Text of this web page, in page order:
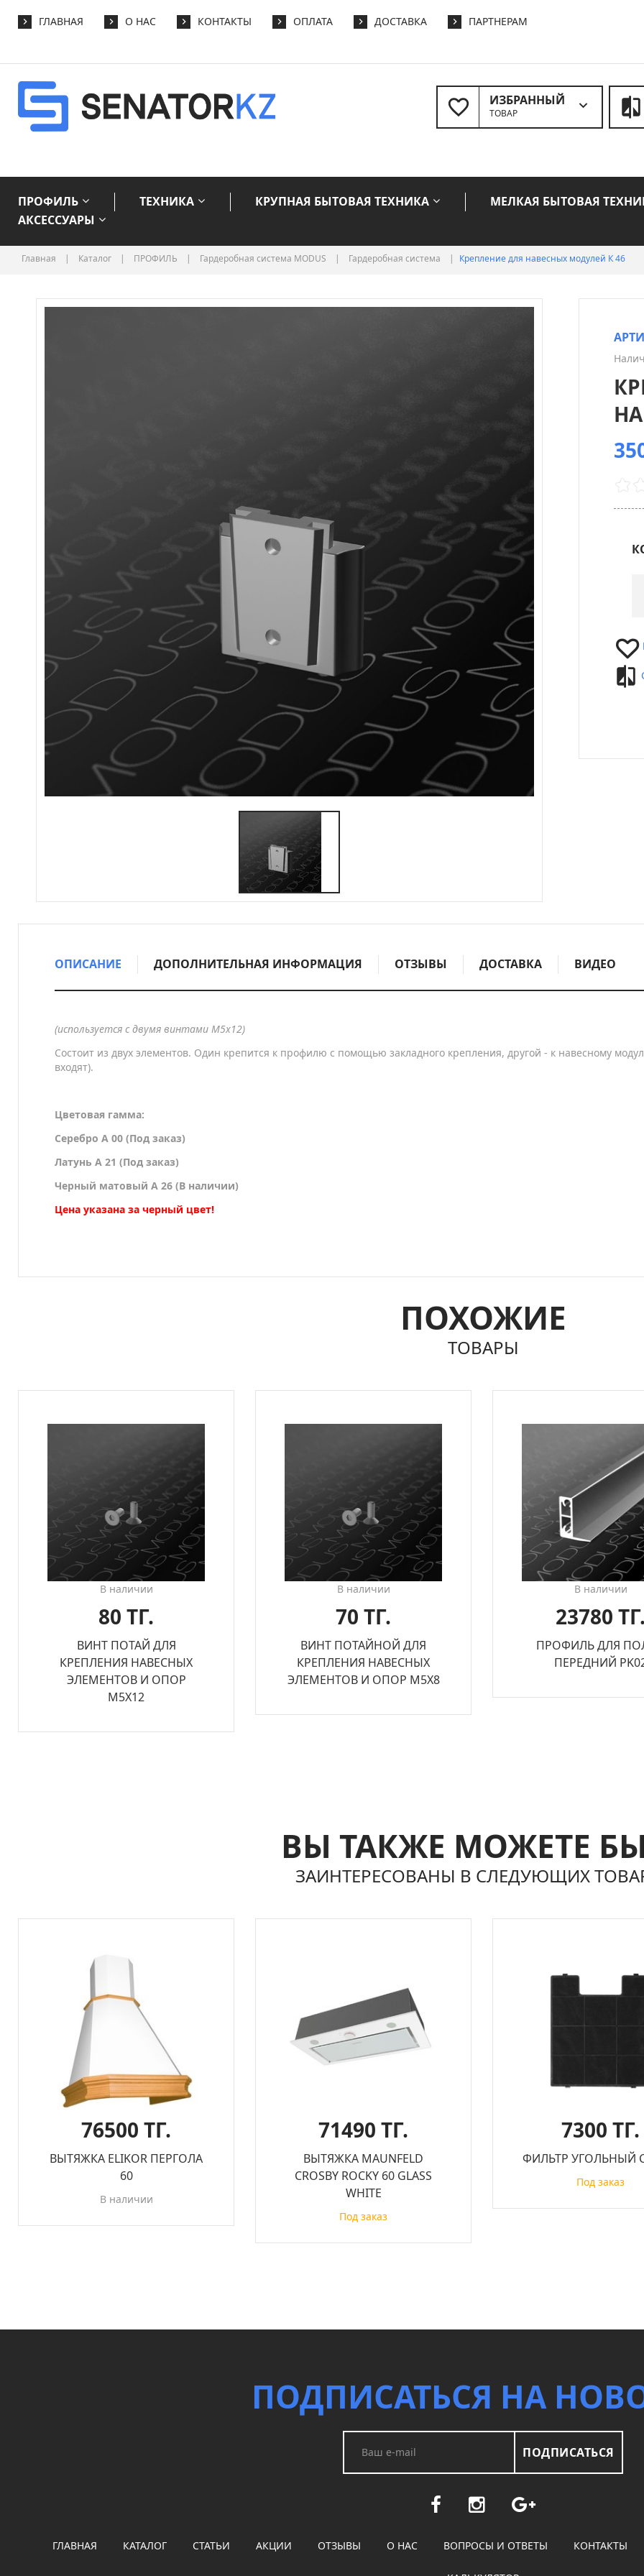
ГЛАВНАЯ О НАС КОНТАКТЫ ОПЛАТА ДОСТАВКА ПАРТНЕРАМ
ИЗБРАННЫЙ
ТОВАР
ПРОФИЛЬ ТЕХНИКА КРУПНАЯ БЫТОВАЯ ТЕХНИКА МЕЛКАЯ БЫТОВАЯ
АКСЕССУАРЫ
Главная | Каталог | ПРОФИЛЬ | Гардеробная система MODUS | Гардеробная система | Крепление для навесных модулей К 46
ОПИСАНИЕ ДОПОЛНИТЕЛЬНАЯ ИНФОРМАЦИЯ ОТЗЫВЫ ДОСТАВКА ВИДЕО
(используется с двумя винтами М5х12)
Состоит из двух элементов. Один крепится к профилю с помощью закладного крепления, другой - к навесному
входят).
Цветовая гамма:
Серебро A 00 (Под заказ)
Латунь A 21 (Под заказ)
Черный матовый A 26 (В наличии)
Цена указана за черный цвет!
ПОХОЖИЕ
ТОВАРЫ
В наличии
80 ТГ.
ВИНТ ПОТАЙ ДЛЯ
КРЕПЛЕНИЯ НАВЕСНЫХ
ЭЛЕМЕНТОВ И ОПОР
М5Х12
В наличии
70 ТГ.
ВИНТ ПОТАЙНОЙ ДЛЯ
КРЕПЛЕНИЯ НАВЕСНЫХ
ЭЛЕМЕНТОВ И ОПОР М5Х8
В наличии
23780 ТГ.
ПРОФИЛЬ ДЛЯ
ПЕРЕДНИЙ
ВЫ ТАКЖЕ МОЖЕТЕ
ЗАИНТЕРЕСОВАНЫ В СЛЕДУЮЩИХ
76500 ТГ.
ВЫТЯЖКА ELIKOR ПЕРГОЛА
60
В наличии
71490 ТГ.
ВЫТЯЖКА MAUNFELD
CROSBY ROCKY 60 GLASS
WHITE
Под заказ
7300 ТГ.
ФИЛЬТР УГОЛЬНЫЙ
Под заказ
ПОДПИСАТЬСЯ НА
ПОДПИСАТЬСЯ
ГЛАВНАЯ КАТАЛОГ СТАТЬИ АКЦИИ ОТЗЫВЫ О НАС ВОПРОСЫ И ОТВЕТЫ КОНТАКТЫ